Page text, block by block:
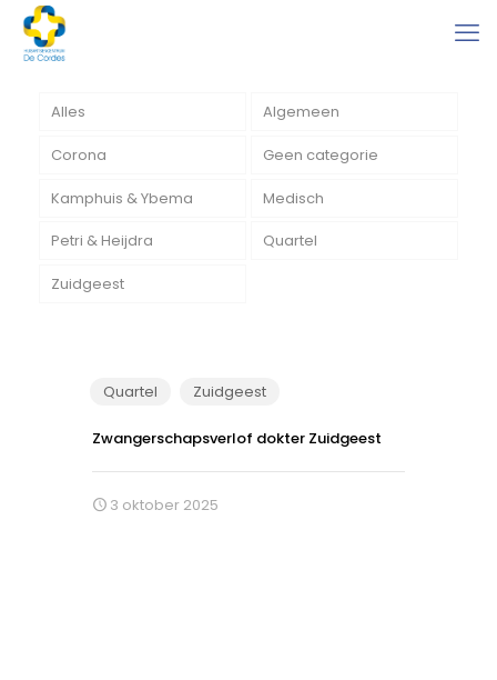
Alles Algemeen
Corona Geen categorie
Kamphuis & Ybema Medisch
Petri & Heijdra Quartel
Zuidgeest
Quartel Zuidgeest
Zwangerschapsverlof dokter Zuidgeest
3 oktober 2025